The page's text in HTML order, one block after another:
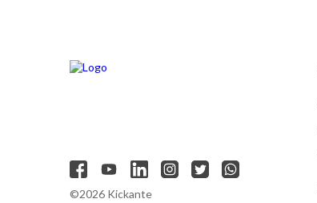
©2026 Kickante